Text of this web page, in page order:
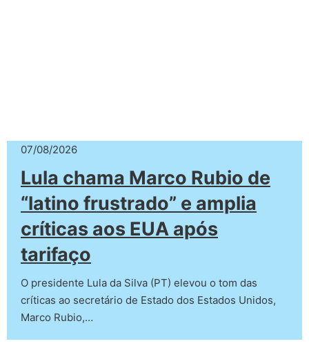
07/08/2026
Lula chama Marco Rubio de
“latino frustrado” e amplia
críticas aos EUA após
tarifaço
O presidente Lula da Silva (PT) elevou o tom das
críticas ao secretário de Estado dos Estados Unidos,
Marco Rubio,…